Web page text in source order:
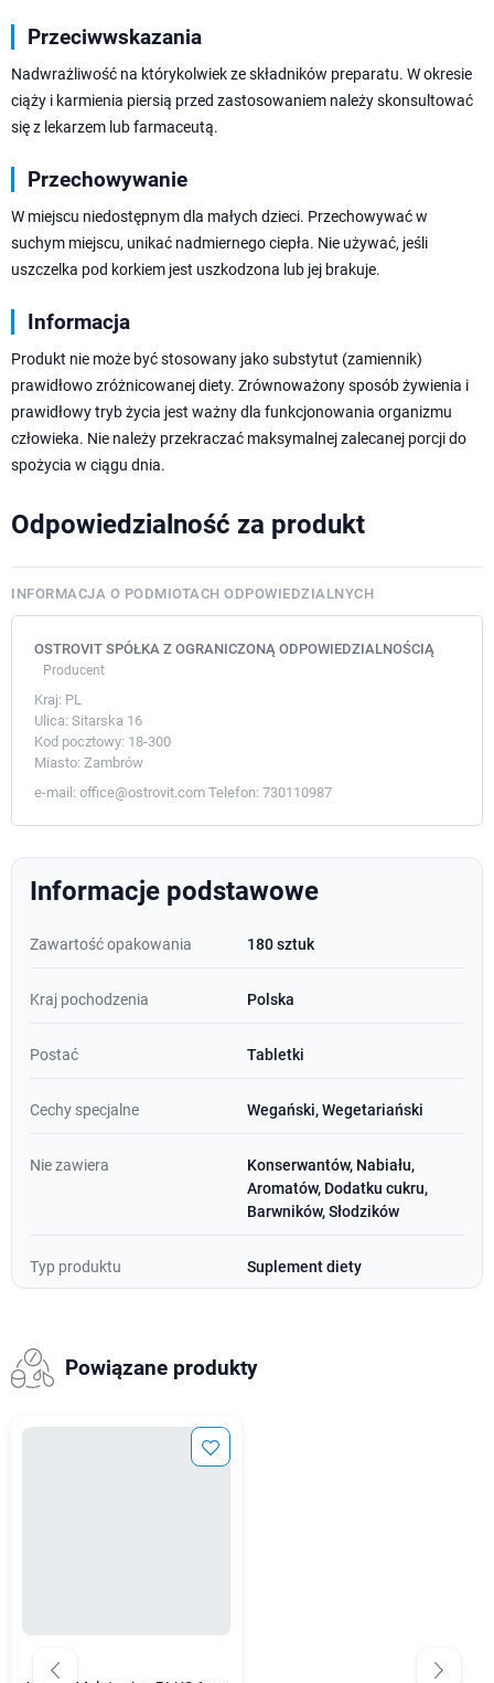
Przeciwwskazania
Nadwrażliwość na którykolwiek ze składników preparatu. W okresie
ciąży i karmienia piersią przed zastosowaniem należy skonsultować
się z lekarzem lub farmaceutą.
Przechowywanie
W miejscu niedostępnym dla małych dzieci. Przechowywać w
suchym miejscu, unikać nadmiernego ciepła. Nie używać, jeśli
uszczelka pod korkiem jest uszkodzona lub jej brakuje.
Informacja
Produkt nie może być stosowany jako substytut (zamiennik)
prawidłowo zróżnicowanej diety. Zrównoważony sposób żywienia i
prawidłowy tryb życia jest ważny dla funkcjonowania organizmu
człowieka. Nie należy przekraczać maksymalnej zalecanej porcji do
spożycia w ciągu dnia.
Odpowiedzialność za produkt
INFORMACJA O PODMIOTACH ODPOWIEDZIALNYCH
OSTROVIT SPÓŁKA Z OGRANICZONĄ ODPOWIEDZIALNOŚCIĄ
Producent
Kraj: PL
Ulica: Sitarska 16
Kod pocztowy: 18-300
Miasto: Zambrów
e-mail: office@ostrovit.com Telefon: 730110987
Informacje podstawowe
Zawartość opakowania 180 sztuk
Kraj pochodzenia Polska
Postać Tabletki
Cechy specjalne Wegański, Wegetariański
Nie zawiera
Konserwantów, Nabiału,
Aromatów, Dodatku cukru,
Barwników, Słodzików
Typ produktu Suplement diety
Powiązane produkty